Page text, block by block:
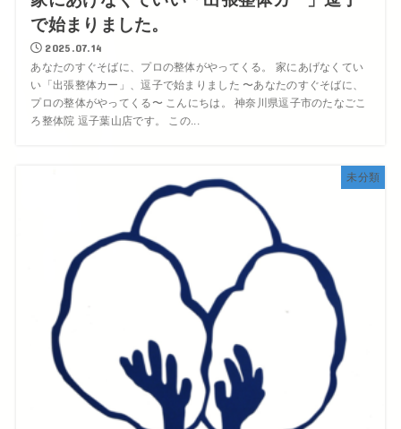
で始まりました。
2025.07.14
あなたのすぐそばに、プロの整体がやってくる。 家にあげなくてい
い「出張整体カー」、逗子で始まりました 〜あなたのすぐそばに、
プロの整体がやってくる〜 こんにちは。 神奈川県逗子市のたなごこ
ろ整体院 逗子葉山店です。 この...
未分類